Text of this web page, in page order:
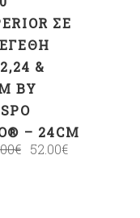
ΣΕ
&
BY
– 24CM
€ 52.00€